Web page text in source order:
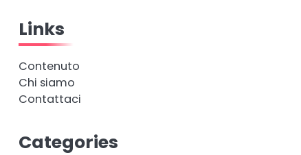
Links
Contenuto
Chi siamo
Contattaci
Categories